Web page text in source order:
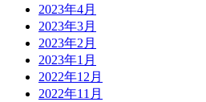
2023年4月
2023年3月
2023年2月
2023年1月
2022年12月
2022年11月